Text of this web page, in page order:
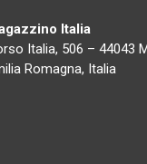
Italia
Italia, 506 – 44043
Romagna, Italia